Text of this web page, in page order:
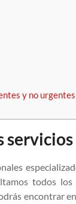
y no urgentes
servicios
todos
encontrar